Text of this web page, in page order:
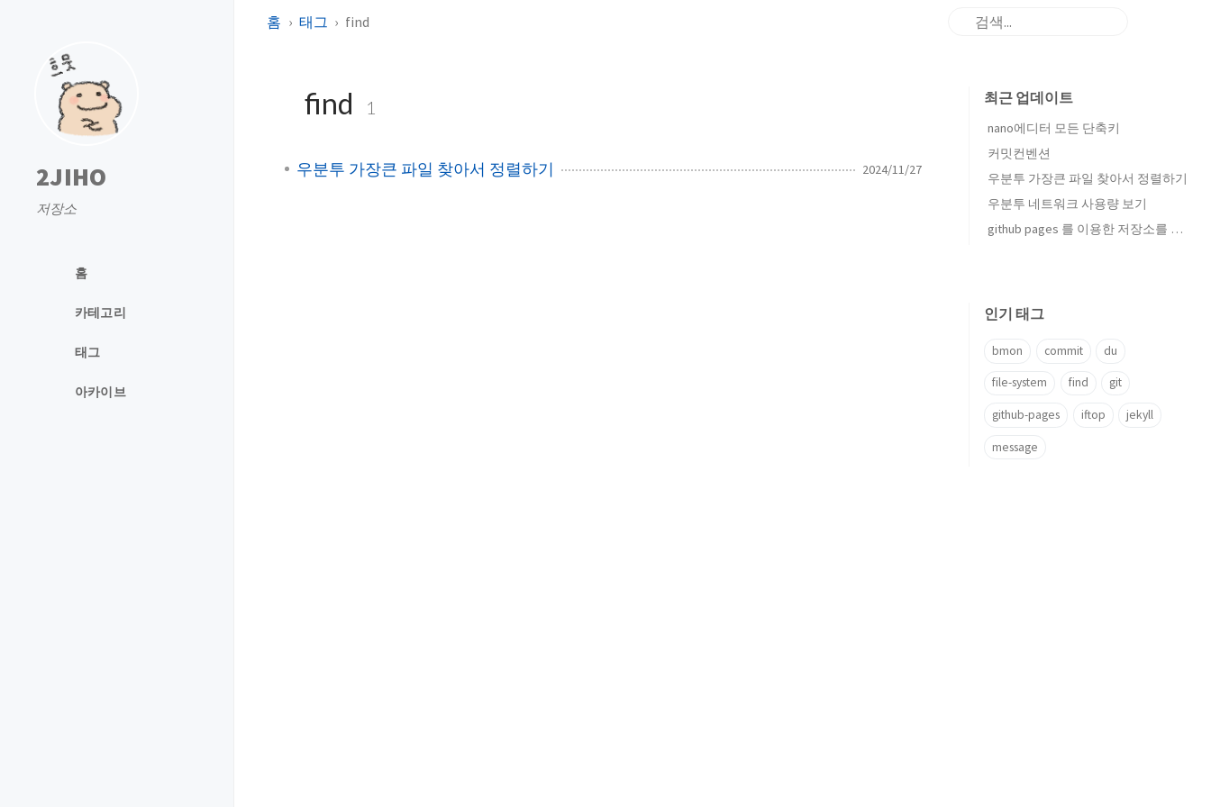
2JIHO
저장소
홈
카테고리
태그
아카이브
홈 태그 find
find 1
우분투 가장큰 파일 찾아서 정렬하기 2024/11/27
최근 업데이트
nano에디터 모든 단축키
커밋컨벤션
우분투 가장큰 파일 찾아서 정렬하기
우분투 네트워크 사용량 보기
github pages 를 이용한 저장소를 시작합니다
인기 태그
bmon commit du
file-system find git
github-pages iftop jekyll
message